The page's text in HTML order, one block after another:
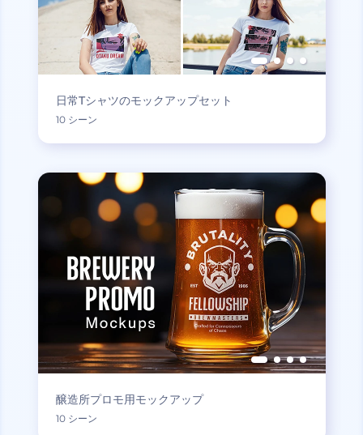
日常Tシャツのモックアップセット
10 シーン
醸造所プロモ用モックアップ
10 シーン